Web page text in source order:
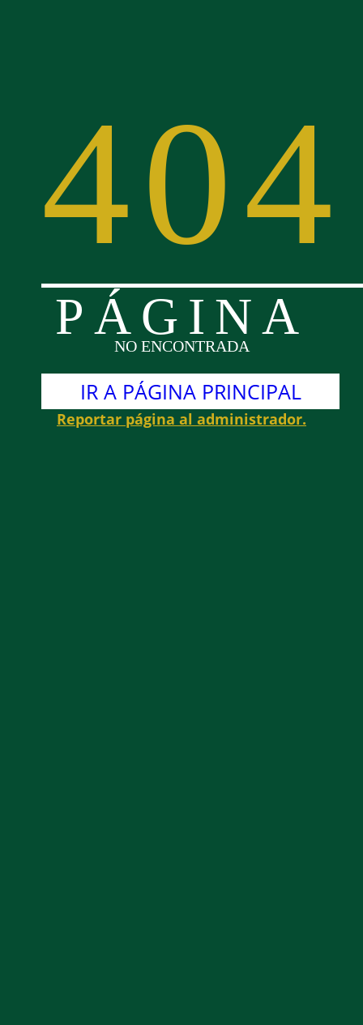
404
PÁGINA
NO ENCONTRADA
IR A PÁGINA PRINCIPAL
Reportar página al administrador.